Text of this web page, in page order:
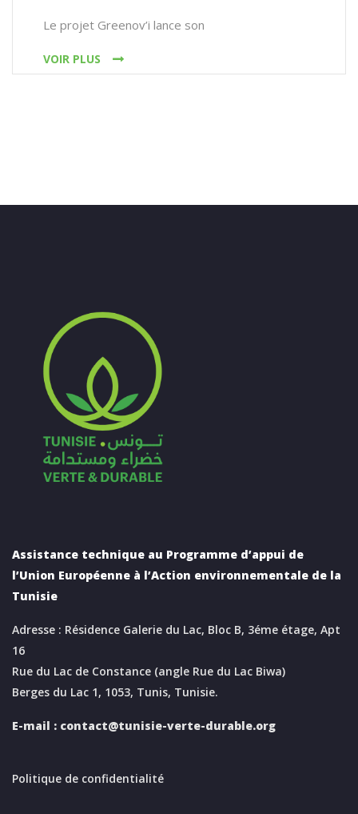
Le projet Greenov’i lance son
VOIR PLUS
Assistance technique au Programme d’appui de
l’Union Européenne à l’Action environnementale de la
Tunisie
Adresse : Résidence Galerie du Lac, Bloc B, 3éme étage, Apt
16
Rue du Lac de Constance (angle Rue du Lac Biwa)
Berges du Lac 1, 1053, Tunis, Tunisie.
E-mail : contact@tunisie-verte-durable.org
Politique de confidentialité